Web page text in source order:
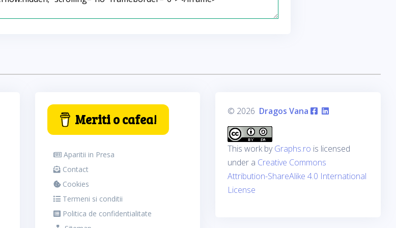
Meriti o cafea!
Aparitii in Presa
Contact
Cookies
Termeni si conditii
Politica de confidentialitate
© 2026 Dragos Vana
This work byGraphs.ro is licensed
under a Creative Commons
Attribution-ShareAlike 4.0 International
License